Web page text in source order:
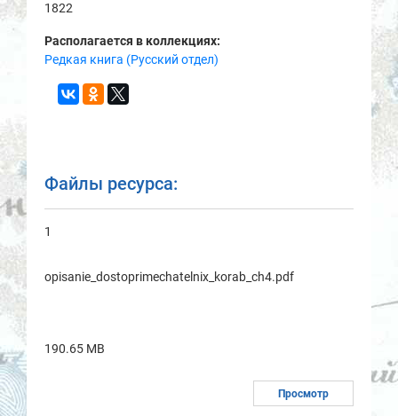
1822
Располагается в коллекциях:
Редкая книга (Русский отдел)
Файлы ресурса:
1
opisanie_dostoprimechatelnix_korab_ch4.pdf
190.65 MB
Просмотр